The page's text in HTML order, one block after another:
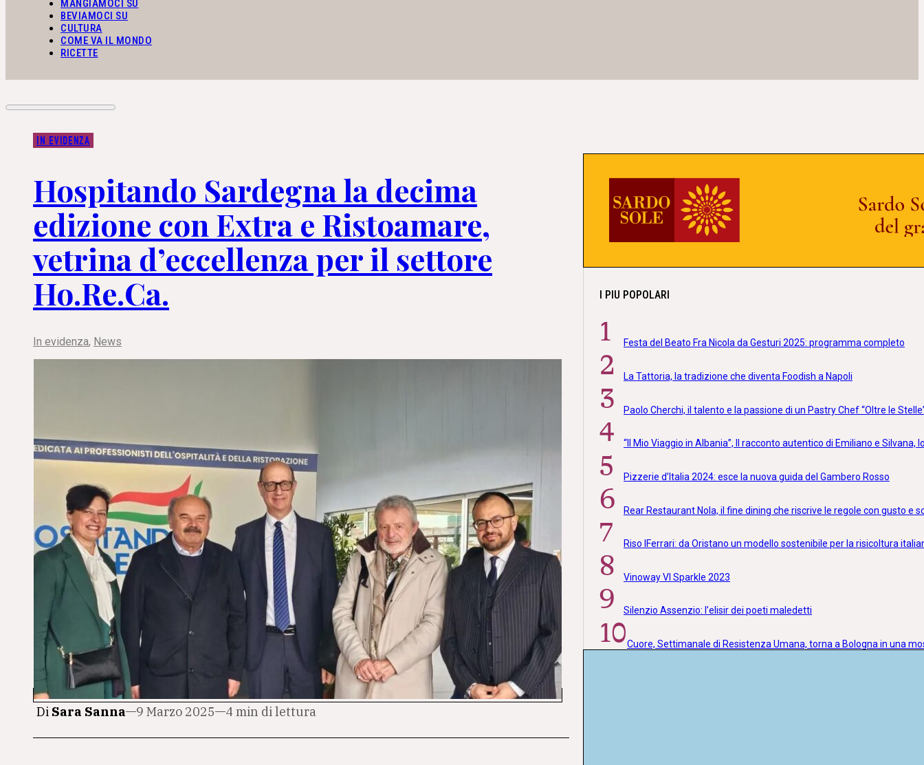
MANGIAMOCI SU
BEVIAMOCI SU
CULTURA
COME VA IL MONDO
RICETTE
IN EVIDENZA
Hospitando Sardegna la decima
edizione con Extra e Ristoamare,
vetrina d’eccellenza per il settore
Ho.Re.Ca.
In evidenza, News
Di Sara Sanna 9 Marzo 2025 4 min di lettura
I PIU POPOLARI
1 Festa del Beato Fra Nicola da Gesturi 2025: programma completo
2 La Tattoria, la tradizione che diventa Foodish a Napoli
3 Paolo Cherchi, il talento e la passione di un Pastry Chef “Oltre le
4 “Il Mio Viaggio in Albania”, Il racconto autentico di Emiliano e
5 Pizzerie d’Italia 2024: esce la nuova guida del Gambero Rosso
6 Rear Restaurant Nola, il fine dining che riscrive le regole con gusto e
7 Riso IFerrari: da Oristano un modello sostenibile per la risicoltura
8 Vinoway VI Sparkle 2023
9 Silenzio Assenzio: l’elisir dei poeti maledetti
10Cuore, Settimanale di Resistenza Umana, torna a Bologna in una